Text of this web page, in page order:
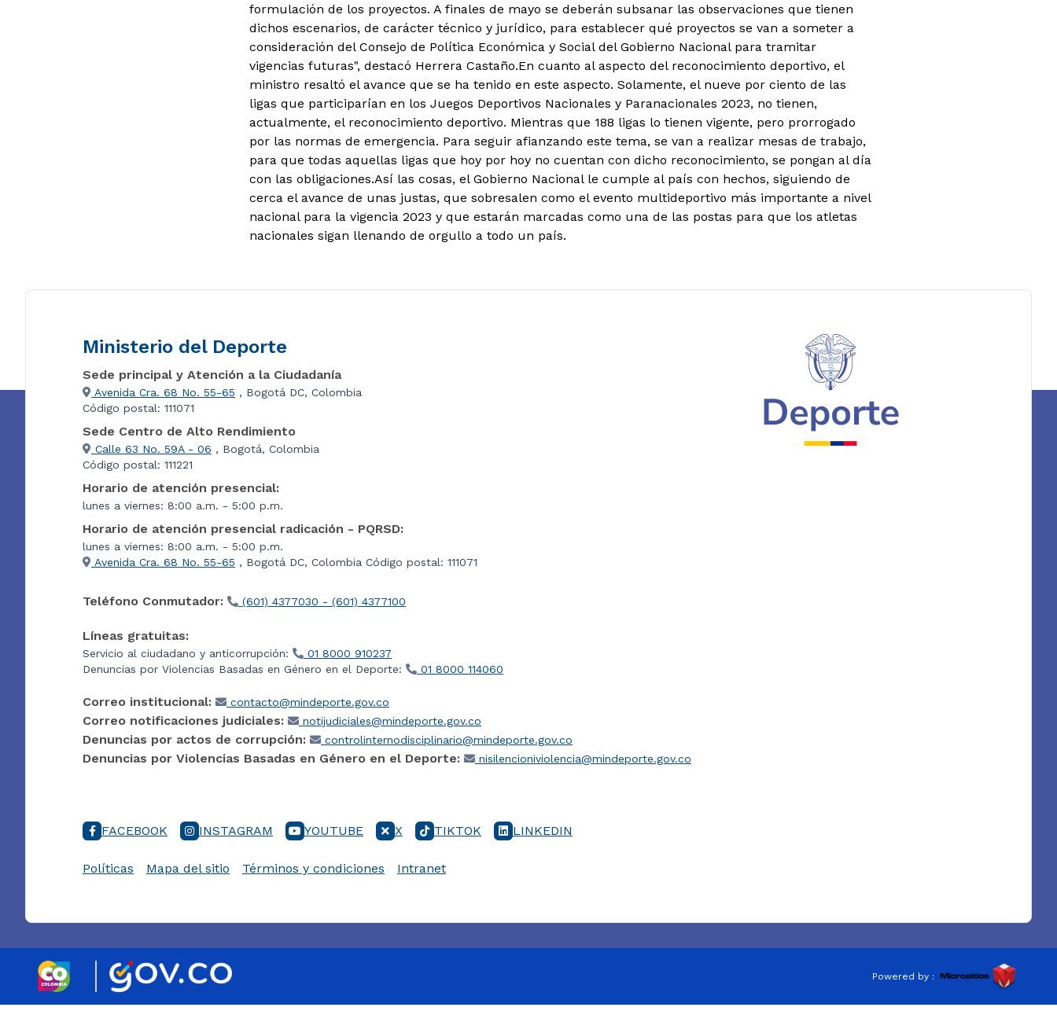
formulación de los proyectos. A finales de mayo se deberán subsanar las observaciones que tienen
dichos escenarios, de carácter técnico y jurídico, para establecer qué proyectos se van a someter a
consideración del Consejo de Política Económica y Social del Gobierno Nacional para tramitar
vigencias futuras", destacó Herrera Castaño.En cuanto al aspecto del reconocimiento deportivo, el
ministro resaltó el avance que se ha tenido en este aspecto. Solamente, el nueve por ciento de las
ligas que participarían en los Juegos Deportivos Nacionales y Paranacionales 2023, no tienen,
actualmente, el reconocimiento deportivo. Mientras que 188 ligas lo tienen vigente, pero prorrogado
por las normas de emergencia. Para seguir afianzando este tema, se van a realizar mesas de trabajo,
para que todas aquellas ligas que hoy por hoy no cuentan con dicho reconocimiento, se pongan al día
con las obligaciones.Así las cosas, el Gobierno Nacional le cumple al país con hechos, siguiendo de
cerca el avance de unas justas, que sobresalen como el evento multideportivo más importante a nivel
nacional para la vigencia 2023 y que estarán marcadas como una de las postas para que los atletas
nacionales sigan llenando de orgullo a todo un país.
Ministerio del Deporte
Sede principal y Atención a la Ciudadanía
Avenida Cra. 68 No. 55-65 , Bogotá DC, Colombia
Código postal: 111071
Sede Centro de Alto Rendimiento
Calle 63 No. 59A - 06 , Bogotá, Colombia
Código postal: 111221
Horario de atención presencial:
lunes a viernes: 8:00 a.m. - 5:00 p.m.
Horario de atención presencial radicación - PQRSD:
lunes a viernes: 8:00 a.m. - 5:00 p.m.
Avenida Cra. 68 No. 55-65 , Bogotá DC, Colombia Código postal: 111071
Teléfono Conmutador: (601) 4377030 - (601) 4377100
Líneas gratuitas:
Servicio al ciudadano y anticorrupción:
01 8000 910237
Denuncias por Violencias Basadas en Género en el Deporte:
01 8000 114060
Correo institucional: contacto@mindeporte.gov.co
Correo notificaciones judiciales: notijudiciales@mindeporte.gov.co
Denuncias por actos de corrupción: controlinternodisciplinario@mindeporte.gov.co
Denuncias por Violencias Basadas en Género en el Deporte: nisilencioniviolencia@mindeporte.gov.co
FACEBOOK INSTAGRAM YOUTUBE X TIKTOK LINKEDIN
Políticas Mapa del sitio Términos y condiciones Intranet
Powered by :